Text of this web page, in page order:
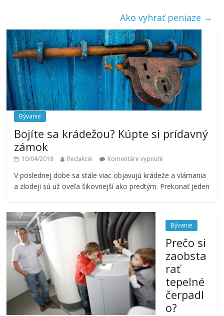
Ako vyhrať peniaze →
Bývanie
Bojíte sa krádežou? Kúpte si prídavný
zámok
10/04/2018 Redakcie Komentáre vypnuté
V poslednej dobe sa stále viac objavujú krádeže a vlámania
a zlodeji sú už oveľa šikovnejší ako predtým. Prekonať jeden
Bývanie
Prečo si
zaobsta
rať
tepelné
čerpadl
o?